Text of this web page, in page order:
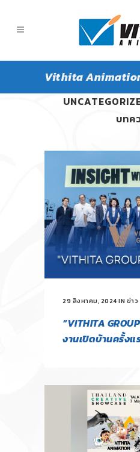
Vithita ALL
บทค
29 สิงหาคม, 2024 IN ข่าว
“VITHITA
งานเปิดบ้านครั้งแ